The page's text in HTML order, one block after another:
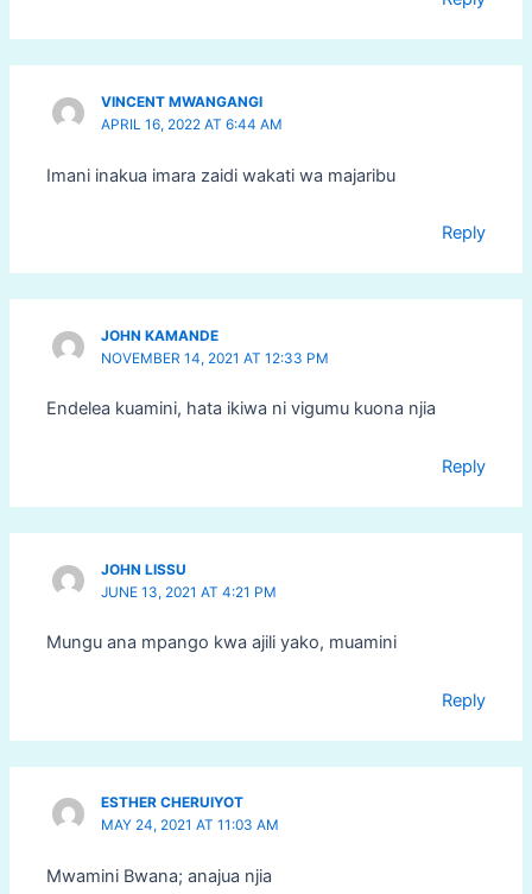
VINCENT MWANGANGI
APRIL 16, 2022 AT 6:44 AM
Imani inakua imara zaidi wakati wa majaribu
Reply
JOHN KAMANDE
NOVEMBER 14, 2021 AT 12:33 PM
Endelea kuamini, hata ikiwa ni vigumu kuona njia
Reply
JOHN LISSU
JUNE 13, 2021 AT 4:21 PM
Mungu ana mpango kwa ajili yako, muamini
Reply
ESTHER CHERUIYOT
MAY 24, 2021 AT 11:03 AM
Mwamini Bwana; anajua njia